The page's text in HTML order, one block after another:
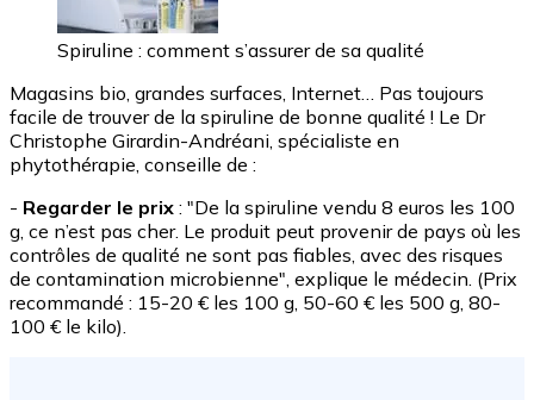
Spiruline : comment s’assurer de sa qualité
Magasins bio, grandes surfaces, Internet… Pas toujours
facile de trouver de la spiruline de bonne qualité ! Le Dr
Christophe Girardin-Andréani, spécialiste en
phytothérapie, conseille de :
- Regarder le prix : "De la spiruline vendu 8 euros les 100
g, ce n’est pas cher. Le produit peut provenir de pays où les
contrôles de qualité ne sont pas fiables, avec des risques
de contamination microbienne", explique le médecin. (Prix
recommandé : 15-20 € les 100 g, 50-60 € les 500 g, 80-
100 € le kilo).